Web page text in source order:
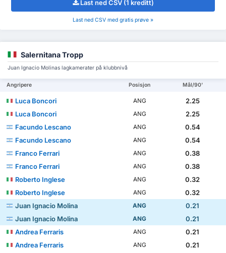
Last ned CSV (1 kreditt)
Last ned CSV med gratis prøve »
Salernitana Tropp
Juan Ignacio Molinas lagkamerater på klubbnivå
Angripere Posisjon Mål/90'
Luca Boncori ANG
2.25
Luca Boncori
ANG
2.25
Facundo Lescano
ANG
0.54
Facundo Lescano
ANG
0.54
Franco Ferrari
ANG
0.38
Franco Ferrari
ANG
0.38
Roberto Inglese
ANG
0.32
Roberto Inglese
ANG
0.32
Juan Ignacio Molina
ANG
0.21
Juan Ignacio Molina
ANG
0.21
Andrea Ferraris
ANG
0.21
Andrea Ferraris
ANG
0.21